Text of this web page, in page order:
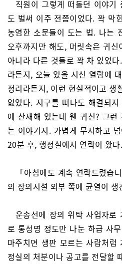
직원이 그렇게 떠돌던 이야기
도 벌써 이주 전쯤이었다. 꽉 막
농염한 소문들이 도는 법. 나는
오후까지만 해도, 머릿속은 귀
아니라 다른 것들로 꽉 차 있었
라든지, 오늘 있을 시신 열람에
정리라든지, 이런 현실적이고 생
없었다. 지구를 떠나도 해결되
에 산재해 있는데 웬 귀신? 그
는 이야기지. 가볍게 무시하고
20분 후, 행정실에서 연락이 왔다.
「아침에도 계속 연락드렸습
의 장의시설 외부 쪽에 균열이 생
운송선에 장의 위탁 사업자로
로 통성명 정도만 나눈 하급 사
마주치면 생판 모르는 사람처럼
정실의 처분이나 공고를 전달할